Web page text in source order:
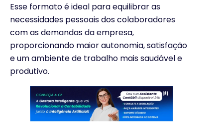
Esse formato é ideal para equilibrar as
necessidades pessoais dos colaboradores
com as demandas da empresa,
proporcionando maior autonomia, satisfação
e um ambiente de trabalho mais saudável e
produtivo.